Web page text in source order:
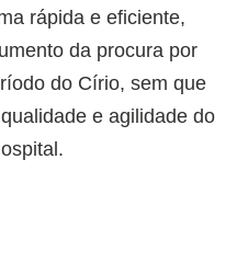
rápida e eficiente,
da procura por
do Círio, sem que
e agilidade do